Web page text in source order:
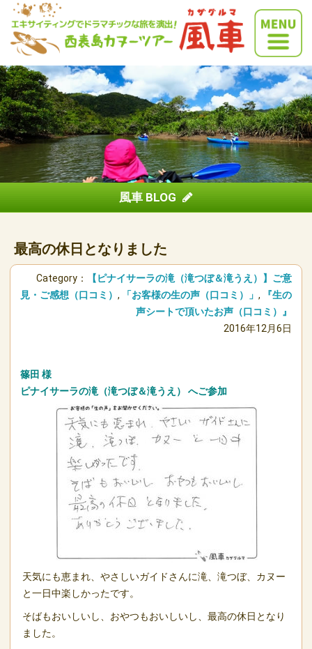
風車 BLOG
最高の休日となりました
Category：
【ピナイサーラの滝（滝つぼ＆滝うえ）】ご意
見・ご感想（口コミ） , 「お客様の生の声（口コミ）」 ,
『生の
声シートで頂いたお声（口コミ）』
2016年12月6日
篠田 様
ピナイサーラの滝（滝つぼ＆滝うえ）
へご参加
天気にも恵まれ、やさしいガイドさんに滝、滝つぼ、カヌー
と一日中楽しかったです。
そばもおいしいし、おやつもおいしいし、最高の休日となり
ました。